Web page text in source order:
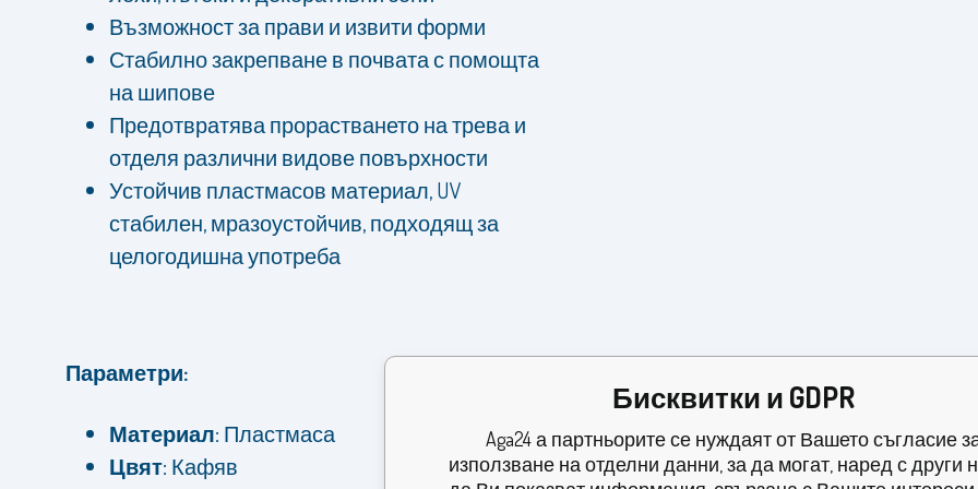
Възможност за прави и извити форми
Стабилно закрепване в почвата с помощта
на шипове
Предотвратява прорастването на трева и
отделя различни видове повърхности
Устойчив пластмасов материал, UV
стабилен, мразоустойчив, подходящ за
целогодишна употреба
Параметри:
Материал: Пластмаса
Цвят: Кафяв
Бисквитки и GDPR
Aga24 а партньорите се нуждаят от Вашето съгласие
използване на отделни данни, за да могат, наред с други